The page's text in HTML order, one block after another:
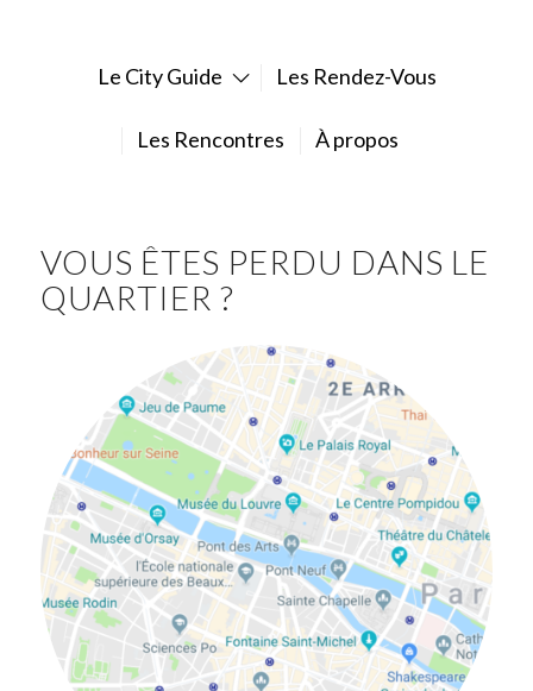
Le City Guide Les Rendez-Vous
Les Rencontres À propos
VOUS ÊTES PERDU DANS LE
QUARTIER ?